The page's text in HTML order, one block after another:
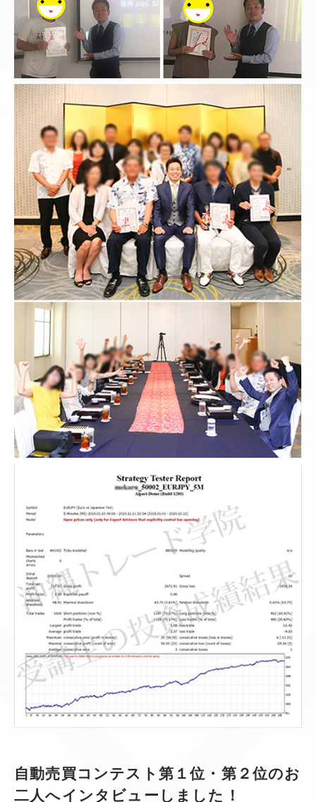
自動売買コンテスト第１位・第２位のお
二人へインタビューしました！